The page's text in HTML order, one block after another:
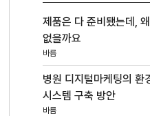
제품은 다 준비됐는데,
없을까요
바름
병원 디지털마케팅의 환
시스템 구축 방안
바름